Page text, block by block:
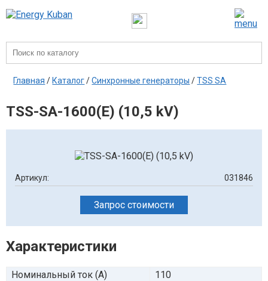
Главная / Каталог/Синхронные генераторы /TSS SA
TSS-SA-1600(E) (10,5 kV)
Артикул: 031846
Запрос стоимости
Характеристики
Номинальный ток (А)
110